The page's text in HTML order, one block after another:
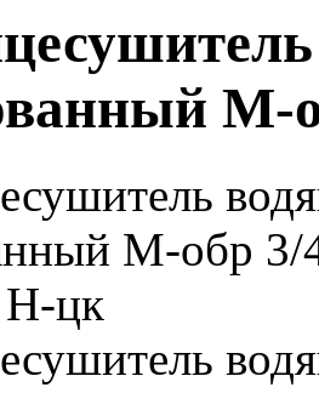
М-